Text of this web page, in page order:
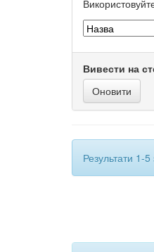
Вивести на
Результати 1-5